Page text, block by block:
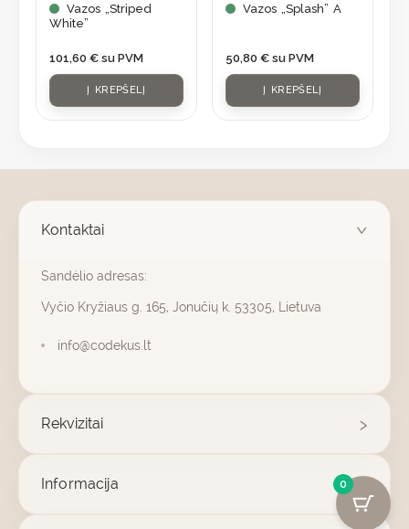
Vazos „Striped
White”
101,60 € su PVM
Į KREPŠELĮ
Vazos „Splash” A
50,80 € su PVM
Į KREPŠELĮ
Kontaktai
Sandėlio adresas:
Vyčio Kryžiaus g. 165, Jonučių k. 53305, Lietuva
info@codekus.lt
Rekvizitai
Informacija 0